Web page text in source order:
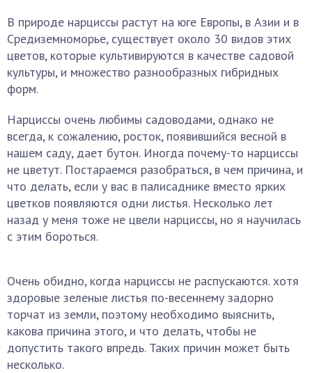
В природе нарциссы растут на юге Европы, в Азии и в
Средиземноморье, существует около 30 видов этих
цветов, которые культивируются в качестве садовой
культуры, и множество разнообразных гибридных
форм.
Нарциссы очень любимы садоводами, однако не
всегда, к сожалению, росток, появившийся весной в
нашем саду, дает бутон. Иногда почему-то нарциссы
не цветут. Постараемся разобраться, в чем причина, и
что делать, если у вас в палисаднике вместо ярких
цветков появляются одни листья. Несколько лет
назад у меня тоже не цвели нарциссы, но я научилась
с этим бороться.
Очень обидно, когда нарциссы не распускаются. хотя
здоровые зеленые листья по-весеннему задорно
торчат из земли, поэтому необходимо выяснить,
какова причина этого, и что делать, чтобы не
допустить такого впредь. Таких причин может быть
несколько.